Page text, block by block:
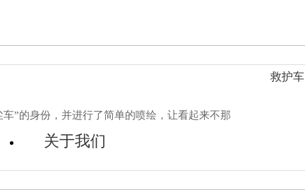
救护车
关于我们
38-68万因配置高底而议。 1、东风天锦吸尘车
”的身份，并进行了简单的喷绘，让看起来不那